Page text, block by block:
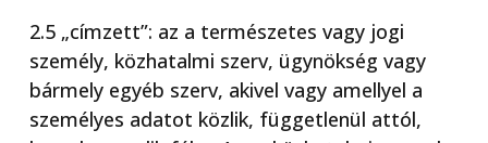
2.5 „címzett”: az a természetes vagy jogi
személy, közhatalmi szerv, ügynökség vagy
bármely egyéb szerv, akivel vagy amellyel a
személyes adatot közlik, függetlenül attól,